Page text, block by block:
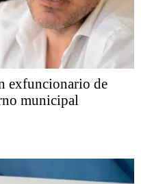
exfuncionario de
municipal